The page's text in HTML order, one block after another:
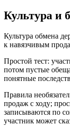
Культура и
Культура обмена
к навязчивым
Простой тест:
потом пустые
понятные
Правила
продаж с ходу;
записываются по
участник может